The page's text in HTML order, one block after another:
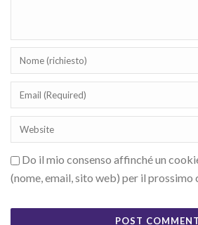
Do il mio consenso affinché un
(nome, email, sito web) per il prossimo